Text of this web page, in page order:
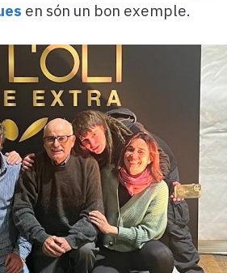
en són un bon exemple.